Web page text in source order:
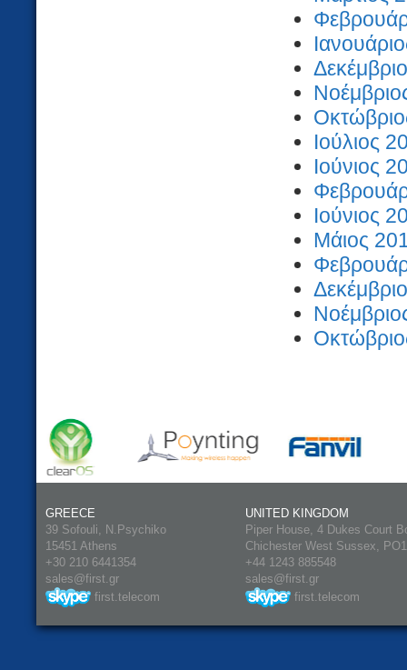
Ιούλιος
Ιούνιος
Ιούνιος
Μάιος
GREECE
39 Sofouli, N.Psychiko
15451 Athens
+30 210 6441354
sales@first.gr
first.telecom
UNITED KINGDOM
Piper House, 4 Dukes Court
Chichester West Sussex,
+44 1243 885548
sales@first.gr
first.telecom